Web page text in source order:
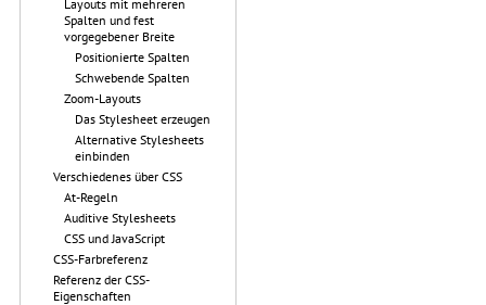
Layouts mit mehreren
Spalten und fest
vorgegebener Breite
Positionierte Spalten
Schwebende Spalten
Zoom-Layouts
Das Stylesheet erzeugen
Alternative Stylesheets
einbinden
Verschiedenes über CSS
At-Regeln
Auditive Stylesheets
CSS und JavaScript
CSS-Farbreferenz
Referenz der CSS-
Eigenschaften